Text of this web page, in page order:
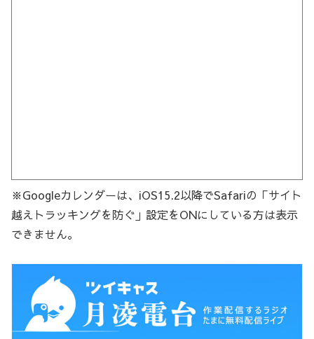
※Googleカレンダーは、iOS15.2以降でSafariの「サイト
越えトラッキングを防ぐ」設定をONにしている方は表示
できません。